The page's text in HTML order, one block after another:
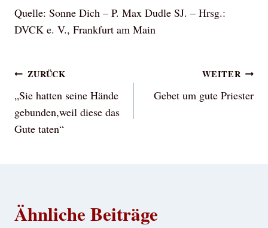
Quelle: Sonne Dich – P. Max Dudle SJ. – Hrsg.:
DVCK e. V., Frankfurt am Main
Beitragsnavigation
ZURÜCK
„Sie hatten seine Hände
gebunden,weil diese das
Gute taten“
WEITER
Gebet um gute Priester
Ähnliche Beiträge